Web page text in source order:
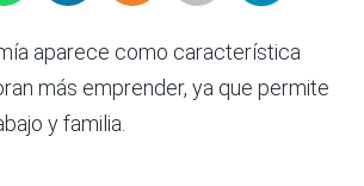
aparece como característica
más emprender, ya que permite
y familia.